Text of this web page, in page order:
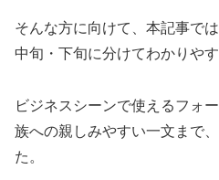
そんな方に向けて、本記事で
中旬・下旬に分けてわかりやす
ビジネスシーンで使えるフォ
族への親しみやすい一文まで
た。